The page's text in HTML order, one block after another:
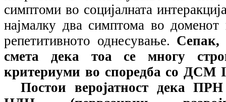
симптоми во социјалната
најмалку два симптома во доменот
репетитивното однесување. Сепак,
смета дека тоа се многу
критериуми во споредба со ДСМ
Постои веројатност дека